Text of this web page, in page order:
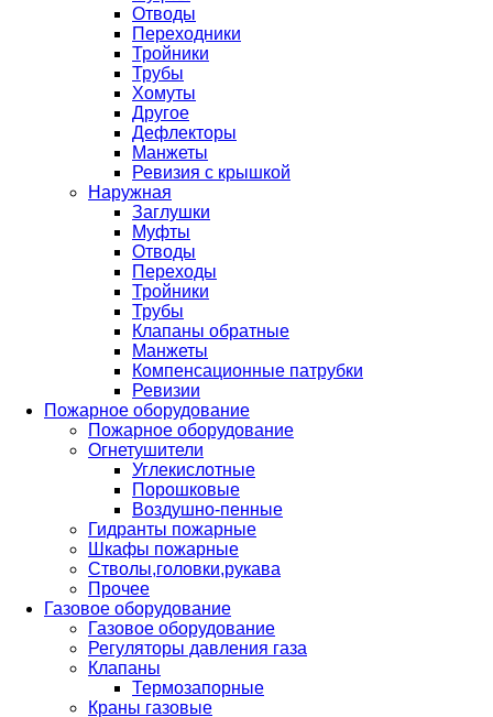
Отводы
Переходники
Тройники
Трубы
Хомуты
Другое
Дефлекторы
Манжеты
Ревизия с крышкой
Наружная
Заглушки
Муфты
Отводы
Переходы
Тройники
Трубы
Клапаны обратные
Манжеты
Компенсационные патрубки
Ревизии
Пожарное оборудование
Пожарное оборудование
Огнетушители
Углекислотные
Порошковые
Воздушно-пенные
Гидранты пожарные
Шкафы пожарные
Стволы,головки,рукава
Прочее
Газовое оборудование
Газовое оборудование
Регуляторы давления газа
Клапаны
Термозапорные
Краны газовые